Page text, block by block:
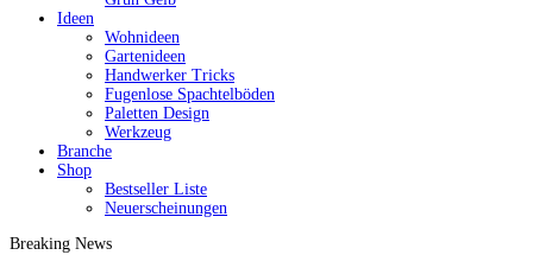
Ideen
Wohnideen
Gartenideen
Handwerker Tricks
Fugenlose Spachtelböden
Paletten Design
Werkzeug
Branche
Shop
Bestseller Liste
Neuerscheinungen
Breaking News